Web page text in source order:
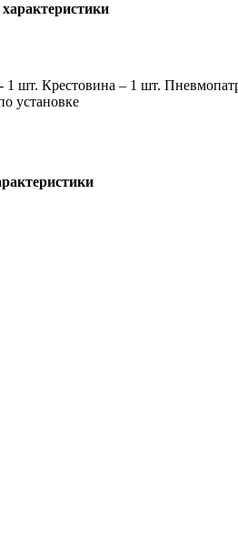
шт. Крестовина – 1 шт.
установке